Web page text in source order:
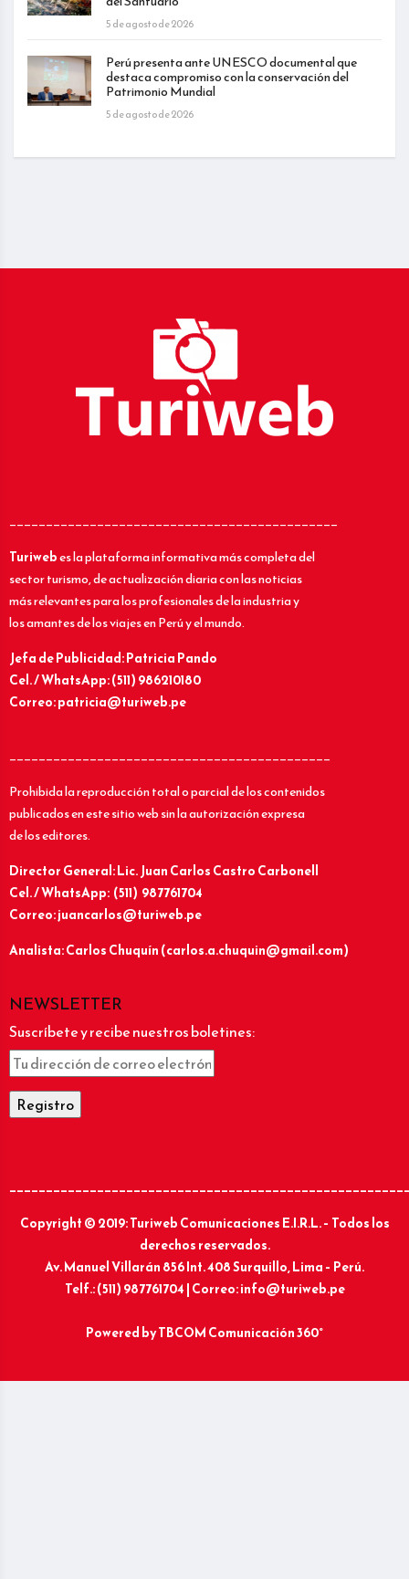
5 de agosto de 2026
Perú presenta ante UNESCO documental que
destaca compromiso con la conservación del
Patrimonio Mundial
5 de agosto de 2026
_____________________________________________
Turiwebes la plataforma informativa más completa del
sector turismo, de actualización diaria con las noticias
más relevantes para los profesionales de la industria y
los amantes de los viajes en Perú y el mundo.
Jefa de Publicidad: Patricia Pando
Cel. / WhatsApp: (511) 986210180
Correo: patricia@turiweb.pe
____________________________________________
Prohibida la reproducción total o parcial de los contenidos
publicados en este sitio web sin la autorización expresa
de los editores.
Director General: Lic.Juan Carlos Castro Carbonell
Cel. / WhatsApp: (511) 987761704
Correo: juancarlos@turiweb.pe
Analista: Carlos Chuquín (carlos.a.chuquin@gmail.com)
NEWSLETTER
Suscríbete y recibe nuestros boletines:
Copyright © 2019: Turiweb Comunicaciones E.I.R.L. – Todos los
derechos reservados.
Av. Manuel Villarán 856 Int. 408 Surquillo, Lima – Perú.
Telf.: (511) 987761704 | Correo: info@turiweb.pe
Powered byTBCOM Comunicación 360°